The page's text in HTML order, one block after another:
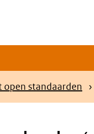
open standaarden